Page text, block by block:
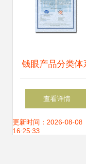
钱眼产品分类体
的核心维度与企
管理咨询的结合
查看详情
更新时间：2026-08-08
16:25:33